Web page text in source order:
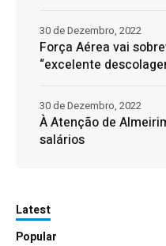
Força Aérea vai
“excelente
30 de Dezembro, 2022
À Atenção de
salários
30 de Dezembro, 2022
Latest
Popular